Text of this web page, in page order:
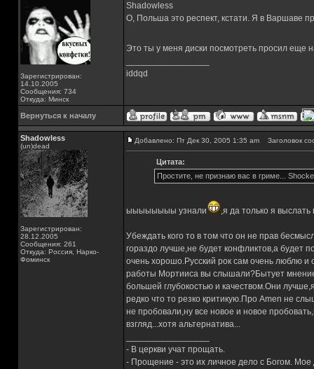
Зарегистрирован:
14.10.2005
Сообщения: 734
Откуда: Минск
Shadowless
О, Польша это респект, кстати. Я в Варшаве
Это ты у меня диски посмотреть просил еще
iddqd
Вернуться к началу
Shadowless
(un)dead
Зарегистрирован:
28.12.2005
Сообщения: 261
Откуда: Россия, Нарко-
Фоминск
Добавлено: Пт Дек 30, 2005 1:35 am Заголовок
Цитата:
Простите, не признаю вас в гриме...
ыыыыыыыы узнали ,я да только я выслать
Убеждать кого то в том что он не прав
гораздо лучше,не будет конфликтов,а будет
очень хорошо.Русский рок сам очень люблю
работы Мортииса вы слышали?Бытует
большей глубокостью и качеством.Они
редко что то резко критикую.Про Amen не
не пробовали,ну все новое и новое
взгляд...хотя альтернатива...
- В церкви учат прощать.
- Прощение - это их личное дело с Богом. Мое